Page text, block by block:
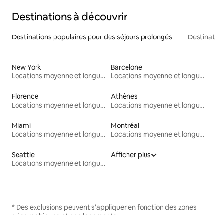
Destinations à découvrir
Destinations populaires pour des séjours prolongés
New York
Locations moyenne et longue durée
Barcelone
Locations moyenne et longue durée
Florence
Locations moyenne et longue durée
Athènes
Locations moyenne et longue durée
Miami
Locations moyenne et longue durée
Montréal
Locations moyenne et longue durée
Seattle
Locations moyenne et longue durée
Afficher plus
* Des exclusions peuvent s'appliquer en fonction des zones